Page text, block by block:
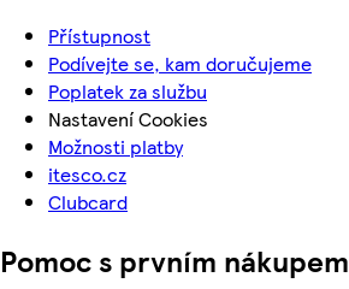
Přístupnost
Podívejte se, kam doručujeme
Poplatek za službu
Nastavení Cookies
Možnosti platby
itesco.cz
Clubcard
Pomoc s prvním nákupem